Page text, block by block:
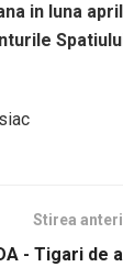
in luna
Stirea
- Tigari de